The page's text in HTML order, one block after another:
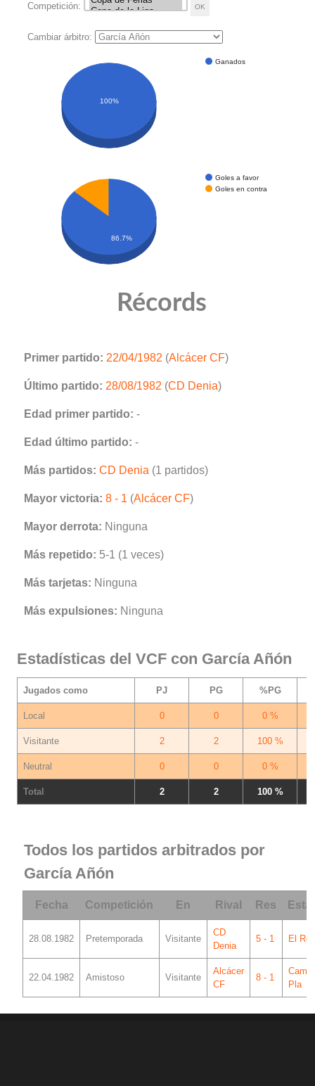
Competición:
Cambiar árbitro:
Ganados
100%
Goles a favor
Goles en contra
86.7%
Récords
Primer partido: 22/04/1982 (Alcácer CF)
Último partido: 28/08/1982 (CD Denia)
Edad primer partido: -
Edad último partido: -
Más partidos: CD Denia (1 partidos)
Mayor victoria: 8 - 1 (Alcácer CF)
Mayor derrota: Ninguna
Más repetido: 5-1 (1 veces)
Más tarjetas: Ninguna
Más expulsiones: Ninguna
Estadísticas del VCF con García Añón
Jugados como PJ PG %PG
Local 0 0 0 %
Visitante 2 2 100 %
Neutral 0 0 0 %
Total 2 2 100 %
Todos los partidos arbitrados por
García Añón
Fecha Competición En Rival Res
28.08.1982 Pretemporada Visitante
CD
Denia
5 - 1 El
22.04.1982 Amistoso Visitante
Alcácer
CF
8 - 1
Camp
Pla